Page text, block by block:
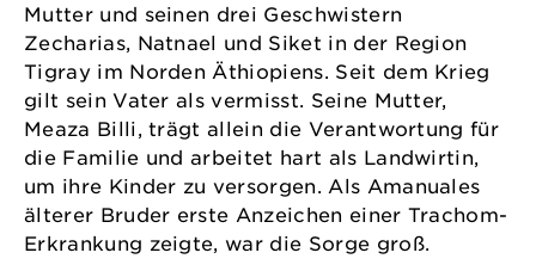
Mutter und seinen drei Geschwistern
Zecharias, Natnael und Siket in der Region
Tigray im Norden Äthiopiens. Seit dem Krieg
gilt sein Vater als vermisst. Seine Mutter,
Meaza Billi, trägt allein die Verantwortung für
die Familie und arbeitet hart als Landwirtin,
um ihre Kinder zu versorgen. Als Amanuales
älterer Bruder erste Anzeichen einer Trachom-
Erkrankung zeigte, war die Sorge groß.